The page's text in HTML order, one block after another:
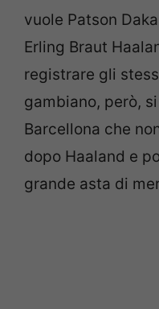
vuole Patson
Erling Braut
registrare gli
gambiano, però,
Barcellona che
dopo Haaland e
grande asta di